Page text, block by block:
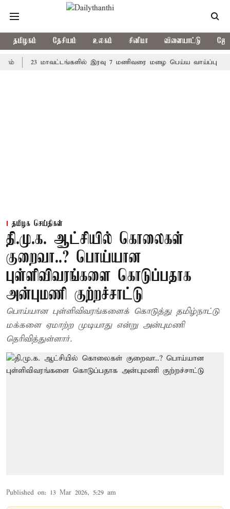
தமிழகம் தேசியம் உலகம் சினிமா விளையாட்டு
23 மாவட்டங்களில் இரவு 7 மணிவரை மழை பெய்ய வாய்ப்பு
தமிழக செய்திகள்
தி.மு.க. ஆட்சியில் கொலைகள்
குறைவா..? பொய்யான
புள்ளிவிவரங்களை கொடுப்பதாக
அன்புமணி குற்றச்சாட்டு
பொய்யான புள்ளிவிவரங்களைக் கொடுத்து தமிழ்நாட்டு
மக்களை ஏமாற்ற முடியாது என்று அன்புமணி
தெரிவித்துள்ளார்.
Published on: 13 Mar 2026, 5:29 am